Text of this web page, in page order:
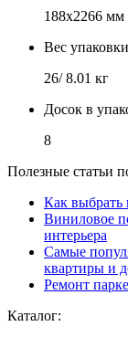
188х2266 мм
Вес
26/ 8.01 кг
Досок в
8
Полезные статьи
Как выбрать
Виниловое
интерьера
Самые
квартиры и
Ремонт
Каталог: